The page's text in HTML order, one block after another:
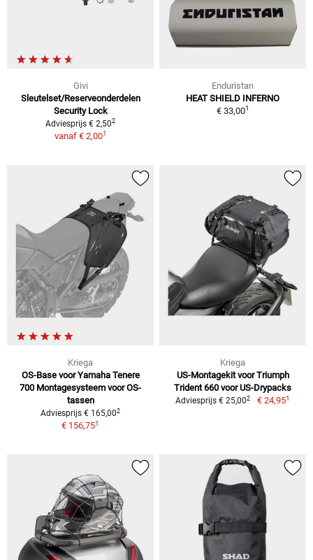
Givi
Sleutelset/Reserveonderdelen
Security Lock
Adviesprijs € 2,502
vanaf € 2,001
Enduristan
HEAT SHIELD INFERNO
€ 33,001
Kriega
OS-Base voor Yamaha Tenere
700 Montagesysteem voor OS-
tassen
Adviesprijs € 165,002
€ 156,751
Kriega
US-Montagekit voor Triumph
Trident 660 voor US-Drypacks
Adviesprijs € 25,002 € 24,951